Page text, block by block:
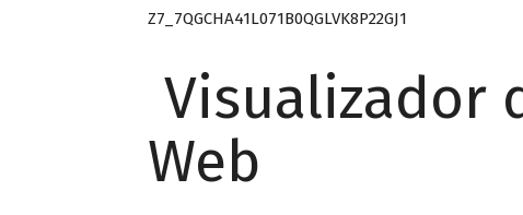
Z7_7QGCHA41L071B0QGLVK8P22GJ1
Visualizador
Web